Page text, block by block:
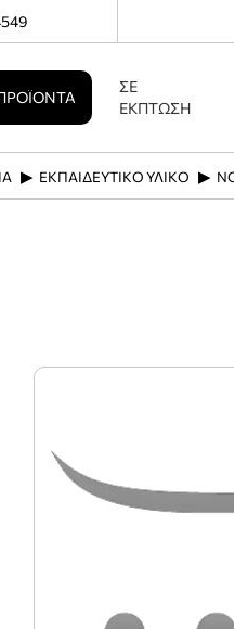
ΣΕ
ΈΚΠΤΩΣΗ
ΕΚΠΑΙΔΕΥΤΙΚΟ ΥΛΙΚΟ